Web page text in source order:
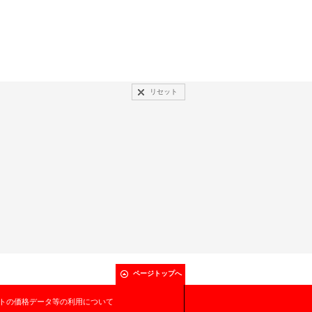
リセット
ページトップへ
の価格データ等の利用について